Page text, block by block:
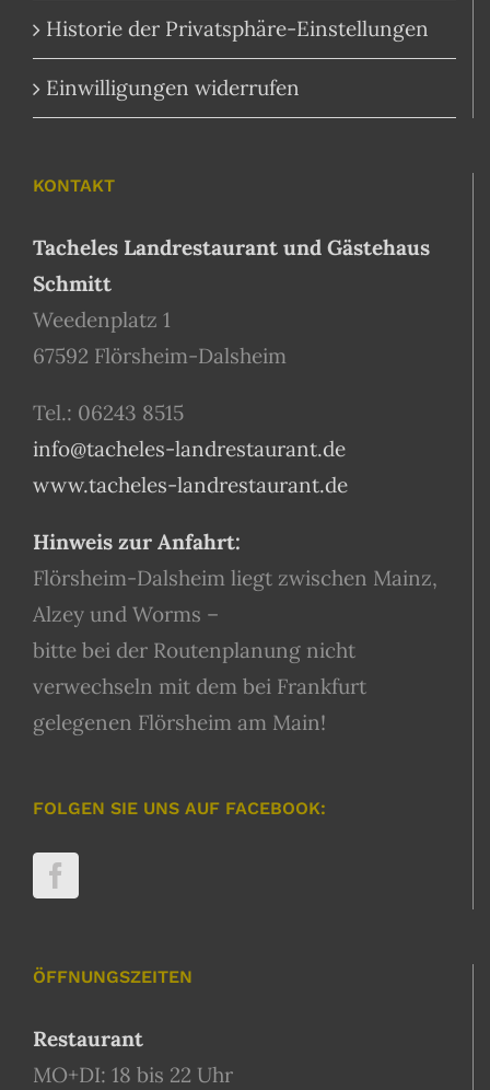
Historie der Privatsphäre-Einstellungen
Einwilligungen widerrufen
KONTAKT
Tacheles Landrestaurant und Gästehaus
Schmitt
Weedenplatz 1
67592 Flörsheim-Dalsheim
Tel.: 06243 8515
info@tacheles-landrestaurant.de
www.tacheles-landrestaurant.de
Hinweis zur Anfahrt:
Flörsheim-Dalsheim liegt zwischen Mainz,
Alzey und Worms –
bitte bei der Routenplanung nicht
verwechseln mit dem bei Frankfurt
gelegenen Flörsheim am Main!
FOLGEN SIE UNS AUF FACEBOOK:
ÖFFNUNGSZEITEN
Restaurant
MO+DI: 18 bis 22 Uhr